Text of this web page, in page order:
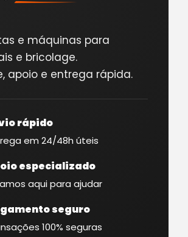
e máquinas para
e bricolage.
apoio e entrega rápida.
rápido
em 24/48h úteis
especializado
aqui para ajudar
seguro
100% seguras